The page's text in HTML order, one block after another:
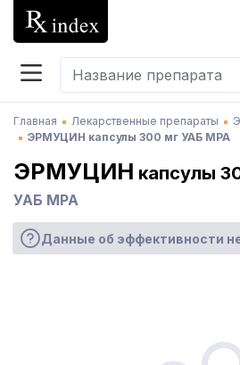
Главная Лекарственные препараты
ЭРМУЦИН капсулы 300 мг УАБ МРА
ЭРМУЦИН капсулы
УАБ МРА
Данные об эффективности